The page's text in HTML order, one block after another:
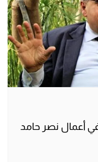
أعمال نصر حامد